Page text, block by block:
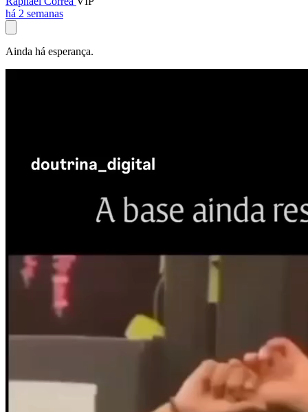
há 2 semanas
Ainda há esperança.